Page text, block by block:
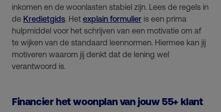
inkomen en de woonlasten stabiel zijn. Lees de regels in
de Kredietgids. Het explain formulier is een prima
hulpmiddel voor het schrijven van een motivatie om af
te wijken van de standaard leennormen. Hiermee kan jij
motiveren waarom jij denkt dat de lening wel
verantwoord is.
Financier het woonplan van jouw 55+ klant